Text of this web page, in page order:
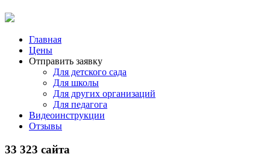
Главная
Цены
Отправить заявку
Для детского сада
Для школы
Для других организаций
Для педагога
Видеоинструкции
Отзывы
33 323 сайта